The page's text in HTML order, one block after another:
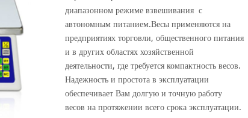
диапазонном режиме взвешивания с
автономным питанием.Весы применяются на
предприятиях торговли, общественного питания
и в других областях хозяйственной
деятельности, где требуется компактность весов.
Надежность и простота в эксплуатации
обеспечивает Вам долгую и точную работу
весов на протяжении всего срока эксплуатации.